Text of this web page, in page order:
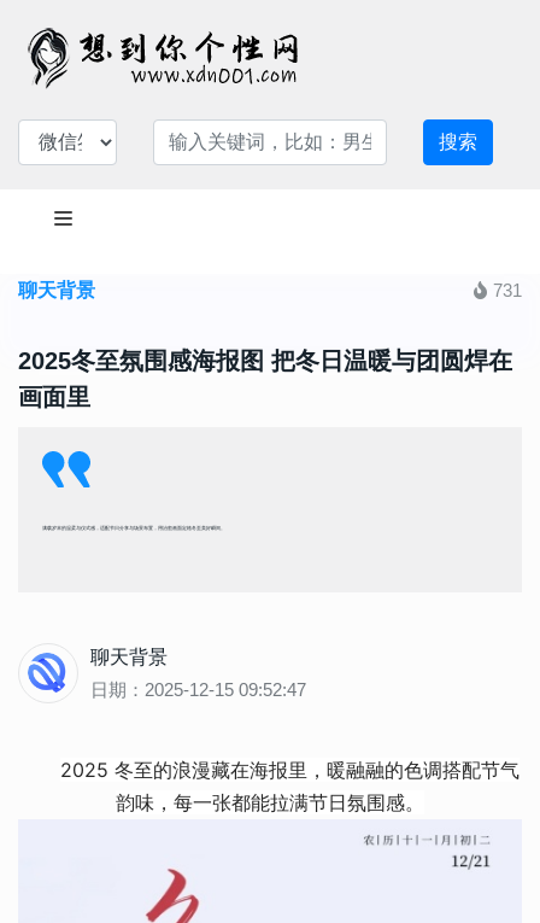
搜索
聊天背景 731
2025冬至氛围感海报图 把冬日温暖与团圆焊在
画面里
满载岁末的温柔与仪式感，适配节日分享与场景布置，用治愈画面定格冬至美好瞬间。
聊天背景
日期：2025-12-15 09:52:47
2025 冬至的浪漫藏在海报里，暖融融的色调搭配节气
韵味，每一张都能拉满节日氛围感。